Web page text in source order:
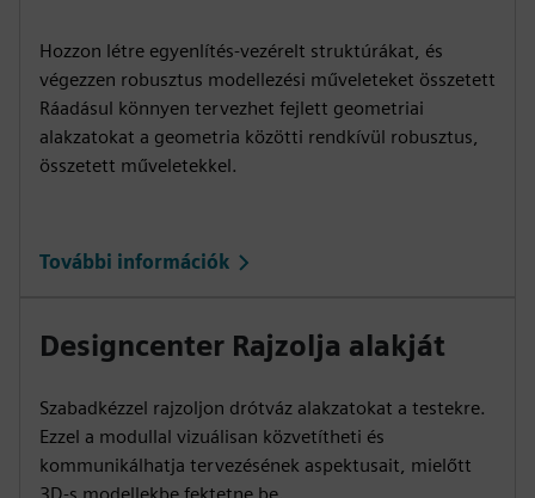
Hozzon létre egyenlítés-vezérelt struktúrákat, és
végezzen robusztus modellezési műveleteket összetett
Ráadásul könnyen tervezhet fejlett geometriai
alakzatokat a geometria közötti rendkívül robusztus,
összetett műveletekkel.
További információk
Designcenter Rajzolja alakját
Szabadkézzel rajzoljon drótváz alakzatokat a testekre.
Ezzel a modullal vizuálisan közvetítheti és
kommunikálhatja tervezésének aspektusait, mielőtt